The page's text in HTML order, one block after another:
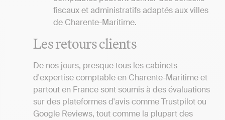
fiscaux et administratifs adaptés aux villes
de Charente-Maritime.
Les retours clients
De nos jours, presque tous les cabinets
d'expertise comptable en Charente-Maritime et
partout en France sont soumis à des évaluations
sur des plateformes d'avis comme Trustpilot ou
Google Reviews, tout comme la plupart des